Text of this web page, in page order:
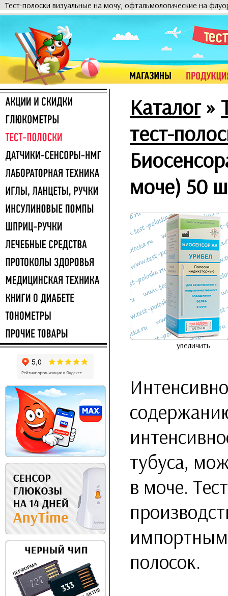
Тест-полоски визуальные на мочу, офтальмологические на
Каталог»
тест-
моче) 50
увеличить
тубуса,
в моче.
импортным
полосок.